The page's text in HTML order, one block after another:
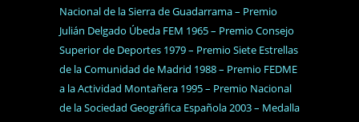
Nacional de la Sierra de Guadarrama – Premio
Julián Delgado Úbeda FEM 1965 – Premio Consejo
Superior de Deportes 1979 – Premio Siete Estrellas
de la Comunidad de Madrid 1988 – Premio FEDME
a la Actividad Montañera 1995 – Premio Nacional
de la Sociedad Geográfica Española 2003 – Medalla